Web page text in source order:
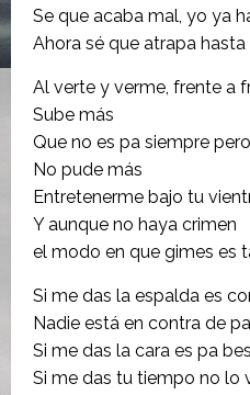
Se que acaba mal, yo ya
Ahora sé que atrapa hasta
Al verte y verme, frente a
Sube más
Que no es pa siempre
No pude más
Entretenerme bajo tu
Y aunque no haya crimen
el modo en que gimes es
Si me das la espalda es
Nadie está en contra de
Si me das la cara es pa
Si me das tu tiempo no lo